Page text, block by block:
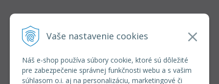
Vaše nastavenie cookies
Náš e-shop používa súbory cookie, ktoré sú dôležité
pre zabezpečenie správnej funkčnosti webu a s vašim
súhlasom o.i. aj na personalizáciu, marketingové či
INFOLINKA
+421 37 6586 731
VŠETKO O NÁKUPE